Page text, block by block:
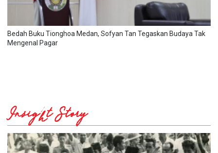
Bedah Buku Tionghoa Medan, Sofyan Tan Tegaskan Budaya Tak
Mengenal Pagar
Insight Story